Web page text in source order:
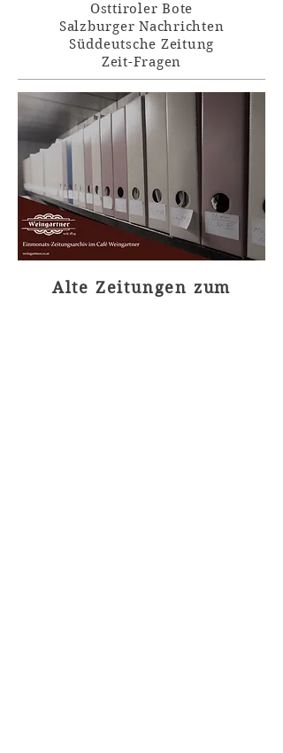
Osttiroler Bote
Salzburger Nachrichten
Süddeutsche Zeitung
Zeit-Fragen
Alte Zeitungen zum